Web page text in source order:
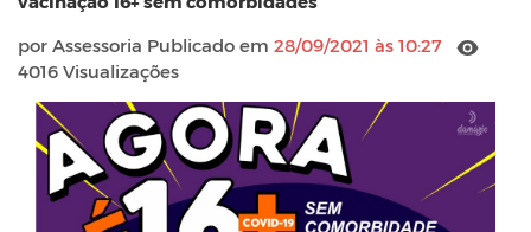
por Assessoria Publicado em 28/09/2021 às 10:27
4016 Visualizações